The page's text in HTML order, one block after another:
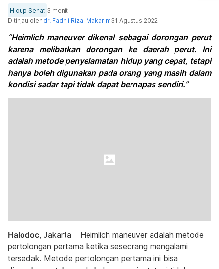
Hidup Sehat 3 menit
Ditinjau oleh dr. Fadhli Rizal Makarim31 Agustus 2022
“Heimlich maneuver dikenal sebagai dorongan perut
karena melibatkan dorongan ke daerah perut. Ini
adalah metode penyelamatan hidup yang cepat, tetapi
hanya boleh digunakan pada orang yang masih dalam
kondisi sadar tapi tidak dapat bernapas sendiri.”
Halodoc, Jakarta – Heimlich maneuver adalah metode
pertolongan pertama ketika seseorang mengalami
tersedak. Metode pertolongan pertama ini bisa